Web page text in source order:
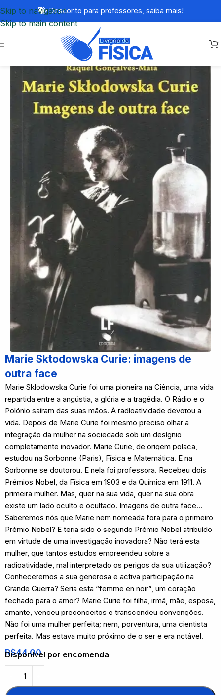
Skip to navigation
Skip to main content
Desconto para professores, saiba mais!
Marie Sktodowska Curie: imagens de
outra face
Marie Sklodowska Curie foi uma pioneira na Ciência, uma vida
repartida entre a angústia, a glória e a tragédia. O Rádio e o
Polónio saíram das suas mãos. À radioatividade devotou a
vida. Depois de Marie Curie foi mesmo preciso olhar a
integração da mulher na sociedade sob um desígnio
completamente inovador. Marie Curie, de origem polaca,
estudou na Sorbonne (Paris), Física e Matemática. E na
Sorbonne se doutorou. E nela foi professora. Recebeu dois
Prémios Nobel, da Física em 1903 e da Química em 1911. A
primeira mulher. Mas, quer na sua vida, quer na sua obra
existe um lado oculto e ocultado. Imagens de outra face…
Saberemos nós que Marie nem nomeada fora para o primeiro
Prémio Nobel? E teria sido o segundo Prémio Nobel atribuído
em virtude de uma investigação inovadora? Não terá esta
mulher, que tantos estudos empreendeu sobre a
radioatividade, mal interpretado os perigos da sua utilização?
Conheceremos a sua generosa e activa participação na
Grande Guerra? Seria esta “femme en noir”, um coração
fechado para o amor? Marie Curie foi filha, irmã, mãe, esposa,
amante, venceu preconceitos e transcendeu convenções.
Não foi uma mulher perfeita; nem, porventura, uma cientista
perfeita. Mas estava muito próximo de o ser e era notável.
R$44,00
Disponível por encomenda